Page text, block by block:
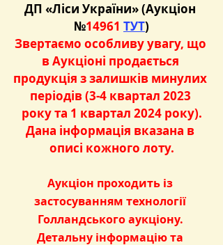
ДП «Ліси України» (Аукціон
№14961 ТУТ)
Звертаємо особливу увагу, що
в Аукціоні продається
продукція з залишків минулих
періодів (3-4 квартал 2023
року та 1 квартал 2024 року).
Дана інформація вказана в
описі кожного лоту.
Аукціон проходить із
застосуванням технології
Голландського аукціону.
Детальну інформацію та